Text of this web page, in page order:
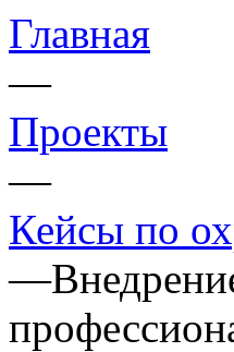
Главная
—
Проекты
—
Кейсы по
—